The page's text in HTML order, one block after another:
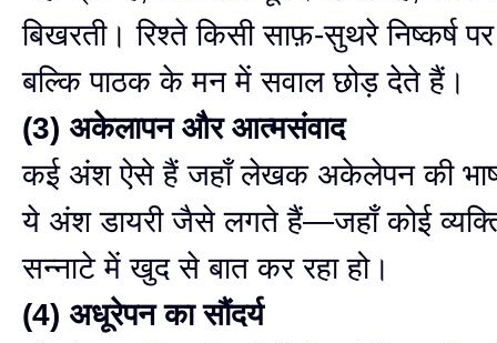
बिखरती। रिश्ते किसी साफ़-सुथरे निष्कर्ष
बल्कि पाठक के मन में सवाल छोड़ देते हैं।
(3) अकेलापन और आत्मसंवाद
कई अंश ऐसे हैं जहाँ लेखक अकेलेपन की
ये अंश डायरी जैसे लगते हैं—जहाँ कोई
सन्नाटे में खुद से बात कर रहा हो।
(4) अधूरेपन का सौंदर्य